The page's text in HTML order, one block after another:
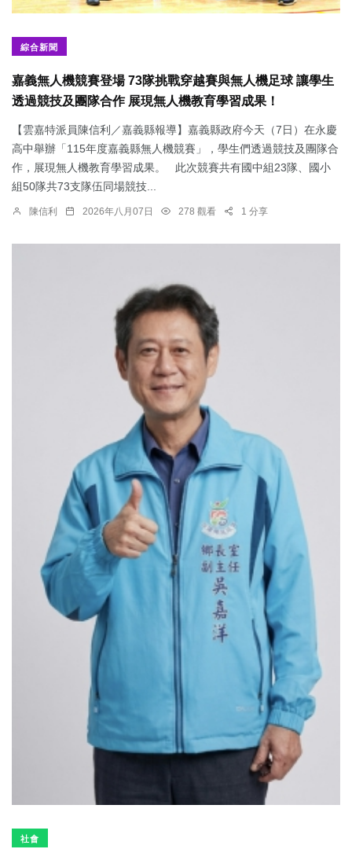
綜合新聞
嘉義無人機競賽登場 73隊挑戰穿越賽與無人機足球 讓學生
透過競技及團隊合作 展現無人機教育學習成果！
【雲嘉特派員陳信利／嘉義縣報導】嘉義縣政府今天（7日）在永慶
高中舉辦「115年度嘉義縣無人機競賽」，學生們透過競技及團隊合
作，展現無人機教育學習成果。 此次競賽共有國中組23隊、國小
組50隊共73支隊伍同場競技...
陳信利 2026年八月07日 278 觀看 1 分享
社會